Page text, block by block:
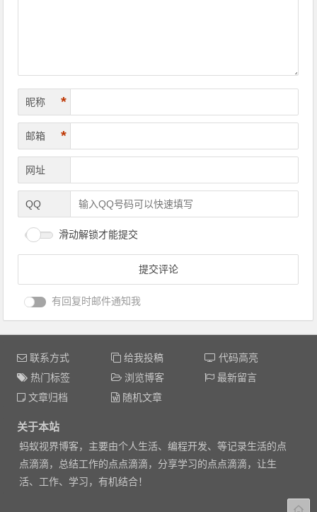
昵称 *
邮箱 *
网址
QQ
滑动解锁才能提交
有回复时邮件通知我
联系方式 给我投稿
代码高亮
热门标签
浏览博客
最新留言
文章归档
随机文章
关于本站
蚂蚁视界博客，主要由个人生活、编程开发、等记录生活的点
点滴滴，总结工作的点点滴滴，分享学习的点点滴滴，让生
活、工作、学习，有机结合！